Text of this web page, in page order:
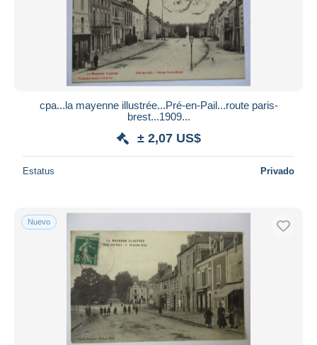
cpa...la mayenne illustrée...Pré-en-Pail...route paris-
brest...1909...
± 2,07 US$
Estatus Privado
Nuevo